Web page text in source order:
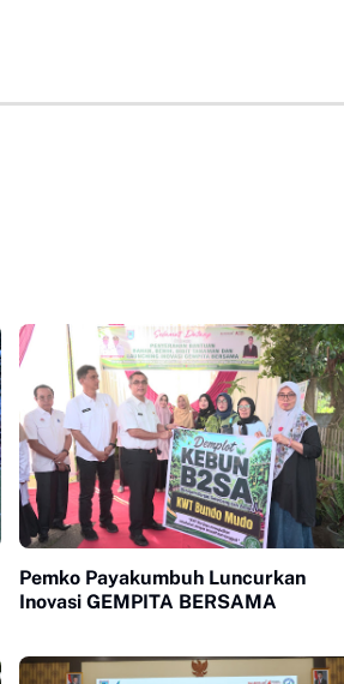
Pemko Payakumbuh Luncurkan
Inovasi GEMPITA BERSAMA